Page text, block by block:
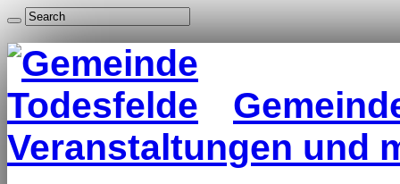
Veranstaltungen und